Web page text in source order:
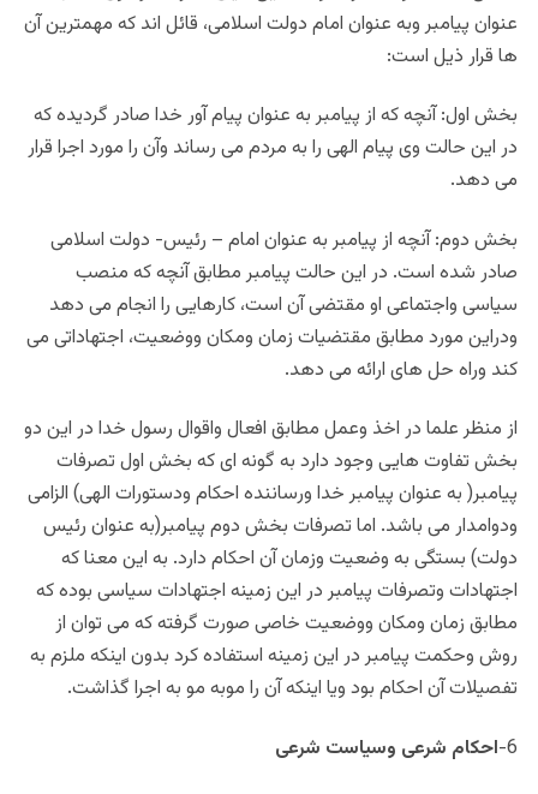
عنوان پیامبر وبه عنوان امام دولت اسلامی، قائل اند که مهمترین آن
ها قرار ذیل است:
بخش اول: آنچه که از پیامبر به عنوان پیام آور خدا صادر گردیده که
در این حالت وی پیام الهی را به مردم می رساند وآن را مورد اجرا قرار
می دهد.
بخش دوم: آنچه از پیامبر به عنوان امام – رئیس- دولت اسلامی
صادر شده است. در این حالت پیامبر مطابق آنچه که منصب
سیاسی واجتماعی او مقتضی آن است، کارهایی را انجام می دهد
ودراین مورد مطابق مقتضیات زمان ومکان ووضعیت، اجتهاداتی می
کند وراه حل های ارائه می دهد.
از منظر علما در اخذ وعمل مطابق افعال واقوال رسول خدا در این دو
بخش تفاوت هایی وجود دارد به گونه ای که بخش اول تصرفات
پیامبر( به عنوان پیامبر خدا ورساننده احکام ودستورات الهی) الزامی
ودوامدار می باشد. اما تصرفات بخش دوم پیامبر(به عنوان رئیس
دولت) بستگی به وضعیت وزمان آن احکام دارد. به این معنا که
اجتهادات وتصرفات پیامبر در این زمینه اجتهادات سیاسی بوده که
مطابق زمان ومکان ووضعیت خاصی صورت گرفته که می توان از
روش وحکمت پیامبر در این زمینه استفاده کرد بدون اینکه ملزم به
تفصیلات آن احکام بود ویا اینکه آن را موبه مو به اجرا گذاشت.
6- احکام شرعی وسیاست شرعی